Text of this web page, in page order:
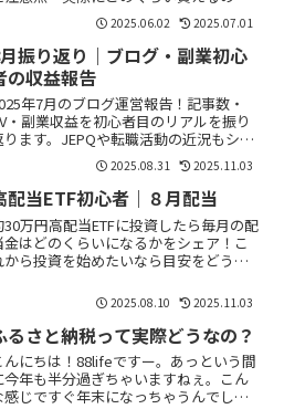
こんにちは。88lifeです。突然ですが、あ
なたは「傷病手当金」という制度を知っ
いますか？これは、病気やケガで仕事
休まなければ...
2025.06.02 2025.07.01
振り返り｜ブログ・副業初心
の収益報告
年7月のブログ運営報告！記事数・
・副業収益を初心者目のリアルを振り
ります。JEPQや転職活動の近況もシェ
アしております！ 2025.08.31 2025.11.03
配当ETF初心者｜８月配当
30万円高配当ETFに投資したら毎月の配
金はどのくらいになるかをシェア！こ
から投資を始めたいなら目安をどう
2025.08.10 2025.11.03
るさと納税って実際どうなの？
んにちは！88lifeですー。あっという間
今年も半分過ぎちゃいますねぇ。こん
感じですぐ年末になっちゃうんでしょ